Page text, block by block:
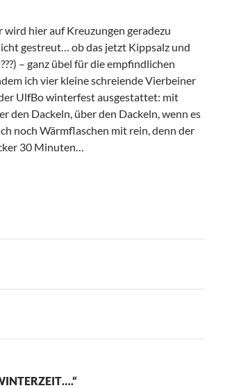
hier auf Kreuzungen geradezu
gestreut… ob das jetzt Kippsalz und
– ganz übel für die empfindlichen
ich vier kleine schreiende Vierbeiner
UlfBo winterfest ausgestattet: mit
den Dackeln, über den Dackeln, wenn es
noch Wärmflaschen mit rein, denn der
30 Minuten…